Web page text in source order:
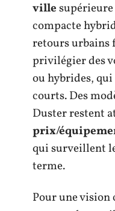
ville
compacte
retours urbains
privilégier des
ou hybrides,
courts. Des
Duster restent
prix/
qui surveillent
terme.
Pour une vision